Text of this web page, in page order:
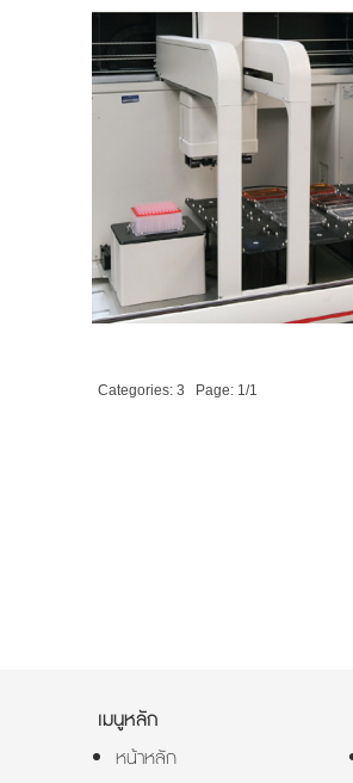
Categories: 3 Page: 1/1
เมนูหลัก
หน้าหลัก